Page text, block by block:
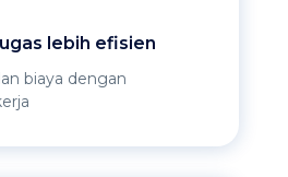
lebih efisien
biaya dengan